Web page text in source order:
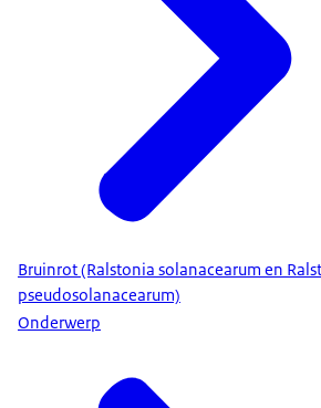
Bruinrot (Ralstonia solanacearum en
pseudosolanacearum)
Onderwerp